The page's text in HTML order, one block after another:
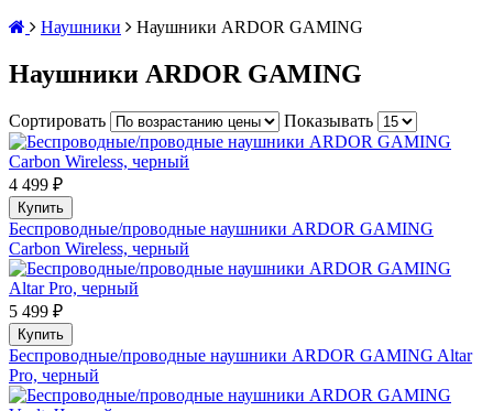
Наушники
Наушники ARDOR GAMING
Наушники ARDOR GAMING
Сортировать Показывать
4 499 ₽
Купить
Беспроводные/проводные наушники ARDOR GAMING
Carbon Wireless, черный
5 499 ₽
Купить
Беспроводные/проводные наушники ARDOR GAMING Altar
Pro, черный